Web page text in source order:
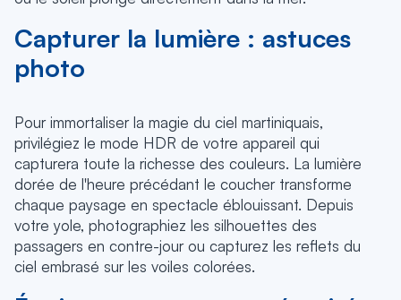
Capturer la lumière : astuces
photo
Pour immortaliser la magie du ciel martiniquais,
privilégiez le mode HDR de votre appareil qui
capturera toute la richesse des couleurs. La lumière
dorée de l'heure précédant le coucher transforme
chaque paysage en spectacle éblouissant. Depuis
votre yole, photographiez les silhouettes des
passagers en contre-jour ou capturez les reflets du
ciel embrasé sur les voiles colorées.